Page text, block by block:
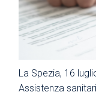
La Spezia, 16
Assistenza